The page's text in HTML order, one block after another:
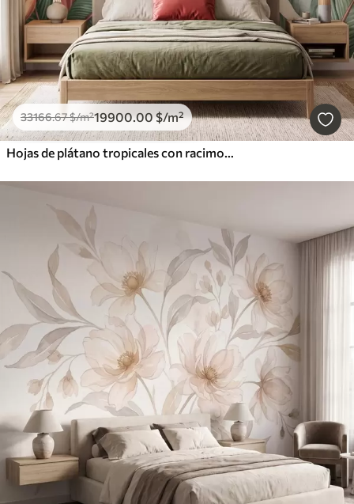
33166.67$/m²19900.00$/m²
Hojas de plátano tropicales con racimos de bayas de café rojas, estilo acuarela